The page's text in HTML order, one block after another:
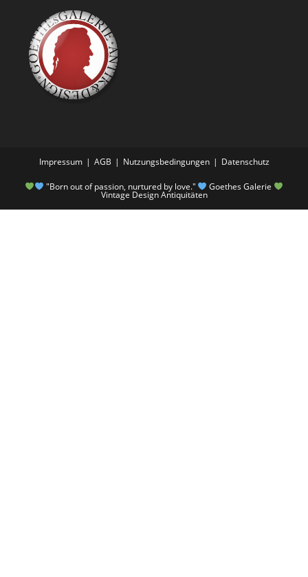
Impressum AGB Nutzungsbedingungen Datenschutz
"Born out of passion, nurtured by love." Goethes Galerie
Vintage Design Antiquitäten